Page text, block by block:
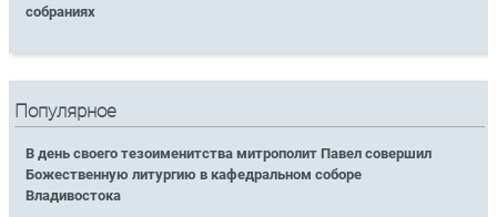
собраниях
Популярное
В день своего тезоименитства митрополит Павел совершил
Божественную литургию в кафедральном соборе
Владивостока